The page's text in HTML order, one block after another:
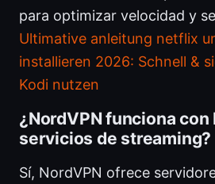
para optimizar velocidad y
Ultimative anleitung netflix
installieren 2026: Schnell &
Kodi nutzen
¿NordVPN funciona
servicios de streaming?
Sí, NordVPN ofrece